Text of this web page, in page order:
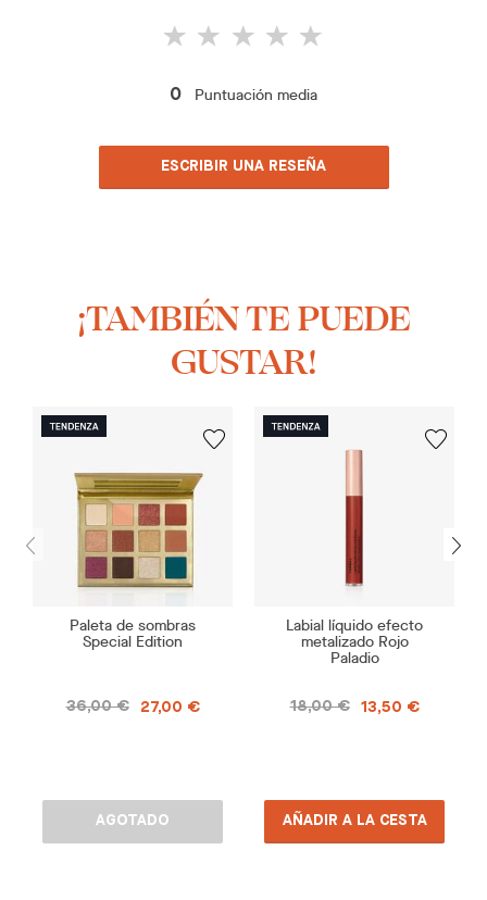
0 Puntuación media
ESCRIBIR UNA RESEÑA
¡TAMBIÉN TE PUEDE
GUSTAR!
Paleta de sombras
Special Edition
36,00 € 27,00 €
AGOTADO
Labial líquido efecto
metalizado Rojo
Paladio
18,00 € 13,50 €
AÑADIR A LA CESTA